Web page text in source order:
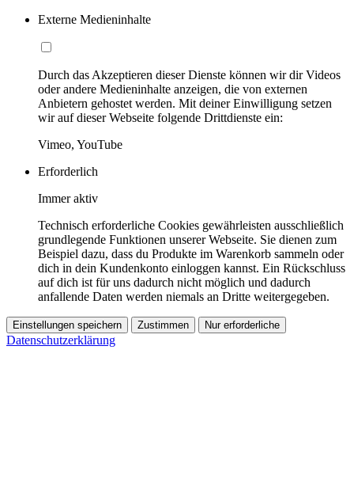
Externe Medieninhalte
Durch das Akzeptieren dieser Dienste können wir dir Videos
oder andere Medieninhalte anzeigen, die von externen
Anbietern gehostet werden. Mit deiner Einwilligung setzen
wir auf dieser Webseite folgende Drittdienste ein:
Vimeo, YouTube
Erforderlich
Immer aktiv
Technisch erforderliche Cookies gewährleisten ausschließlich
grundlegende Funktionen unserer Webseite. Sie dienen zum
Beispiel dazu, dass du Produkte im Warenkorb sammeln oder
dich in dein Kundenkonto einloggen kannst. Ein Rückschluss
auf dich ist für uns dadurch nicht möglich und dadurch
anfallende Daten werden niemals an Dritte weitergegeben.
Einstellungen speichern Zustimmen Nur erforderliche
Datenschutzerklärung